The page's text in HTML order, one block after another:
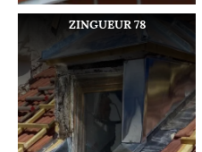
ZINGUEUR 78